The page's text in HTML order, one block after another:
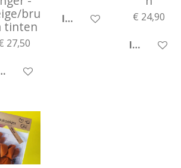
bru
tinten
27,50
WINKELWAGEN
IN WINKELWAGEN€ 24,90
IN